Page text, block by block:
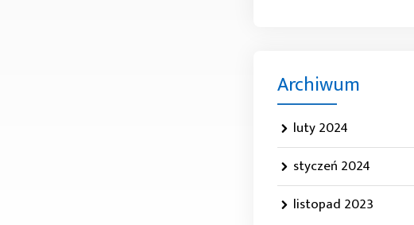
Archiwum
luty 2024
styczeń 2024
listopad 2023